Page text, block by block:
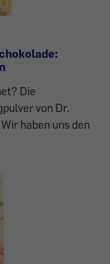
Die
von Dr.
haben uns den